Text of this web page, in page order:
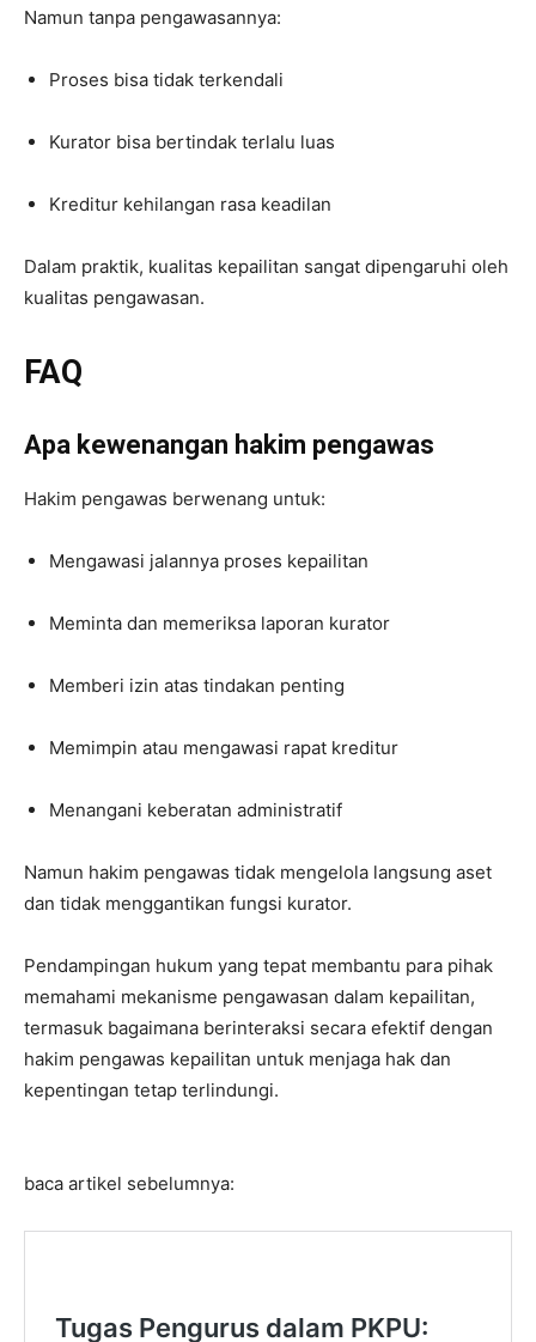
Namun tanpa pengawasannya:
Proses bisa tidak terkendali
Kurator bisa bertindak terlalu luas
Kreditur kehilangan rasa keadilan
Dalam praktik, kualitas kepailitan sangat dipengaruhi oleh
kualitas pengawasan.
FAQ
Apa kewenangan hakim pengawas
Hakim pengawas berwenang untuk:
Mengawasi jalannya proses kepailitan
Meminta dan memeriksa laporan kurator
Memberi izin atas tindakan penting
Memimpin atau mengawasi rapat kreditur
Menangani keberatan administratif
Namun hakim pengawas tidak mengelola langsung aset
dan tidak menggantikan fungsi kurator.
Pendampingan hukum yang tepat membantu para pihak
memahami mekanisme pengawasan dalam kepailitan,
termasuk bagaimana berinteraksi secara efektif dengan
hakim pengawas kepailitan untuk menjaga hak dan
kepentingan tetap terlindungi.
baca artikel sebelumnya: